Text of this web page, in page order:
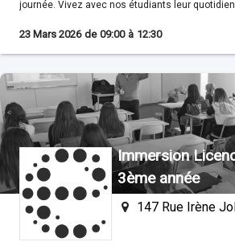
journée. Vivez avec nos étudiants leur quotidien en cours pour vous
23 Mars 2026 de 09:00 à 12:30
Immersion
3ème année
147 Rue Irène